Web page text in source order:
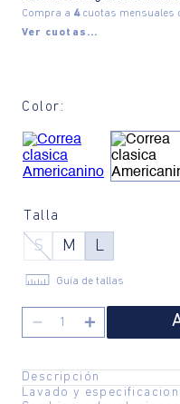
Compra a 4cuotas mensuales
Ver cuotas...
Color:
Talla
S M L
Guía de tallas
＋
－
Descripción
Una correa no es solo para
Lavado y